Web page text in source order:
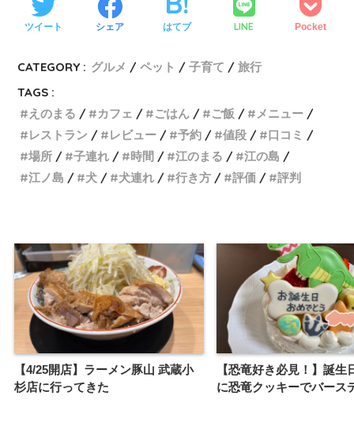
ツイート シェア はてブ LINE Pocket
CATEGORY : グルメ ペット 子育て
旅行
TAGS :
えのまる
カフェ ごはん ご飯
メニュー
レストラン
レビュー 予約 値段
口コミ
場所
子連れ 時間 江のまる
江の島
江ノ島
犬 犬連れ 行き方 評価 評判
【4/25開店】ラーメン豚山 武蔵小
杉店に行ってきた
【恐竜好き必見！】誕生
に恐竜クッキーでバース